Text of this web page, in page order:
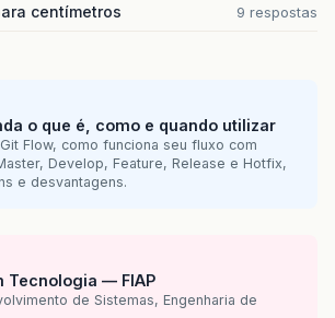
centímetros 9 respostas
o que é, como e quando utilizar
Flow, como funciona seu fluxo com
Develop, Feature, Release e Hotfix,
e desvantagens.
Tecnologia — FIAP
de Sistemas, Engenharia de